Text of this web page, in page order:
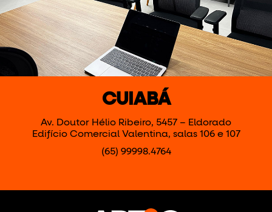
CUIABÁ
Av. Doutor Hélio Ribeiro, 5457 – Eldorado
Edifício Comercial Valentina, salas 106 e 107
(65) 99998.4764